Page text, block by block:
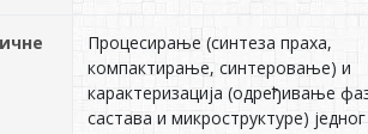
Процесирање (синтеза праха,
компактирање, синтеровање) и
карактеризација (одређивање
састава и микроструктуре) једног